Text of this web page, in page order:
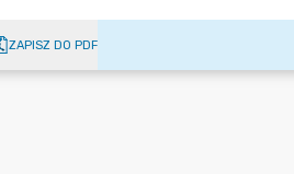
ZAPISZ DO PDF